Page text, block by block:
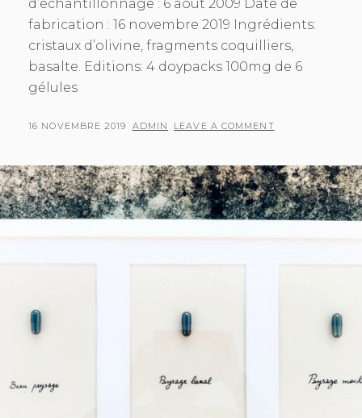
d’échantillonnage : 6 août 2009 Date de
fabrication : 16 novembre 2019 Ingrédients:
cristaux d’olivine, fragments coquilliers,
basalte. Editions: 4 doypacks 100mg de 6
gélules
POSTED
16 NOVEMBRE 2019 BY
ADMIN LEAVE A COMMENT